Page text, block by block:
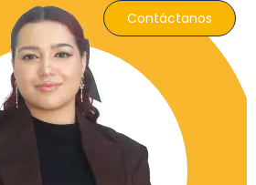
Contáctanos